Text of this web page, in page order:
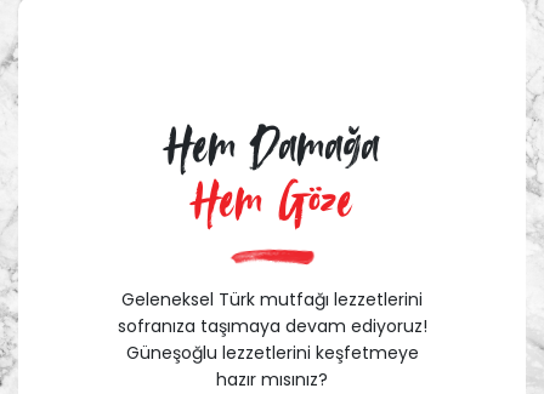
Hem Damağa
Hem Göze
Geleneksel Türk mutfağı lezzetlerini
sofranıza taşımaya devam ediyoruz!
Güneşoğlu lezzetlerini keşfetmeye
hazır mısınız?